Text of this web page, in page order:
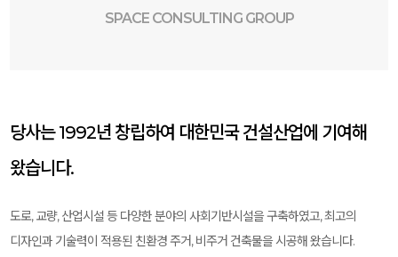
SPACE CONSULTING GROUP
당사는 1992년 창립하여 대한민국 건설산업에 기여해
왔습니다.
도로, 교량, 산업시설 등 다양한 분야의 사회기반시설을 구축하였고, 최고의
디자인과 기술력이 적용된 친환경 주거, 비주거 건축물을 시공해 왔습니다.